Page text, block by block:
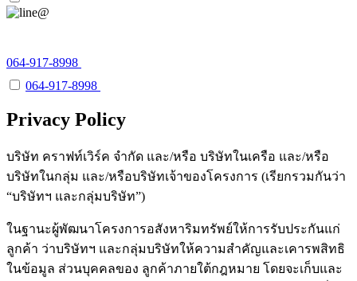
064-917-8998
064-917-8998
Privacy Policy
บริษัท คราฟท์เวิร์ค จํากัด และ/หรือ บริษัทในเครือ และ/หรือ
บริษัทในกลุ่ม และ/หรือบริษัทเจ้าของโครงการ (เรียกรวมกันว่า
“บริษัทฯ และกลุ่มบริษัท”)
ในฐานะผู้พัฒนาโครงการอสังหาริมทรัพย์ให้การรับประกันแก่
ลูกค้า ว่าบริษัทฯ และกลุ่มบริษัทให้ความสำคัญและเคารพสิทธิ
ในข้อมูล ส่วนบุคคลของ ลูกค้าภายใต้กฎหมาย โดยจะเก็บและ